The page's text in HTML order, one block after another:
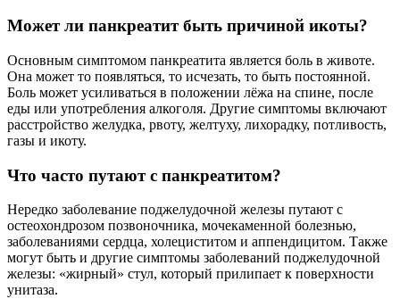
Может ли панкреатит быть причиной икоты?
Основным симптомом панкреатита является боль в животе.
Она может то появляться, то исчезать, то быть постоянной.
Боль может усиливаться в положении лёжа на спине, после
еды или употребления алкоголя. Другие симптомы включают
расстройство желудка, рвоту, желтуху, лихорадку, потливость,
газы и икоту.
Что часто путают с панкреатитом?
Нередко заболевание поджелудочной железы путают с
остеохондрозом позвоночника, мочекаменной болезнью,
заболеваниями сердца, холециститом и аппендицитом. Также
могут быть и другие симптомы заболеваний поджелудочной
железы: «жирный» стул, который прилипает к поверхности
унитаза.